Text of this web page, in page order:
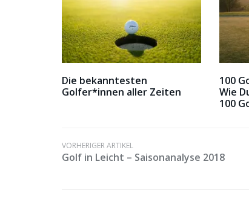
Die bekanntesten
Golfer*innen aller Zeiten
100
Wie
100
VORHERIGER ARTIKEL
Golf in Leicht – Saisonanalyse 2018